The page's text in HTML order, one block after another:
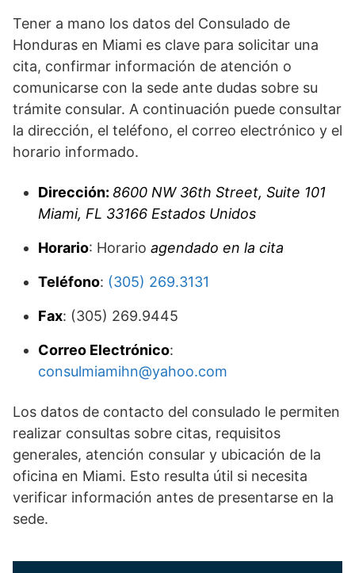
Tener a mano los datos del Consulado de
Honduras en Miami es clave para solicitar una
cita, confirmar información de atención o
comunicarse con la sede ante dudas sobre su
trámite consular. A continuación puede consultar
la dirección, el teléfono, el correo electrónico y el
horario informado.
Dirección: 8600 NW 36th Street, Suite 101
Miami, FL 33166 Estados Unidos
Horario: Horario agendado en la cita
Teléfono: (305) 269.3131
Fax: (305) 269.9445
Correo Electrónico:
consulmiamihn@yahoo.com
Los datos de contacto del consulado le permiten
realizar consultas sobre citas, requisitos
generales, atención consular y ubicación de la
oficina en Miami. Esto resulta útil si necesita
verificar información antes de presentarse en la
sede.